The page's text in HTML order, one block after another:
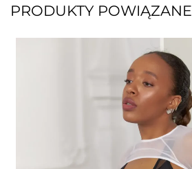
PRODUKTY POWIĄZANE